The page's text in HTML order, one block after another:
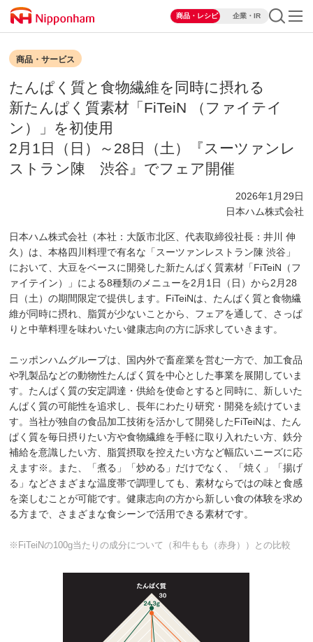
商品・レシピ 企業・IR
商品・サービス
たんぱく質と食物繊維を同時に摂れる
新たんぱく質素材「FiTeiN （ファイテイ
ン）」を初使用
2月1日（日）～28日（土）『スーツァンレ
ストラン陳 渋谷』でフェア開催
2026年1月29日
日本ハム株式会社
日本ハム株式会社（本社：大阪市北区、代表取締役社長：井川 伸
久）は、本格四川料理で有名な「スーツァンレストラン陳 渋谷」
において、大豆をベースに開発した新たんぱく質素材「FiTeiN（フ
ァイテイン）」による8種類のメニューを2月1日（日）から2月28
日（土）の期間限定で提供します。FiTeiNは、たんぱく質と食物繊
維が同時に摂れ、脂質が少ないことから、フェアを通して、さっぱ
りと中華料理を味わいたい健康志向の方に訴求していきます。
ニッポンハムグループは、国内外で畜産業を営む一方で、加工食品
や乳製品などの動物性たんぱく質を中心とした事業を展開していま
す。たんぱく質の安定調達・供給を使命とすると同時に、新しいた
んぱく質の可能性を追求し、長年にわたり研究・開発を続けていま
す。当社が独自の食品加工技術を活かして開発したFiTeiNは、たん
ぱく質を毎日摂りたい方や食物繊維を手軽に取り入れたい方、鉄分
補給を意識したい方、脂質摂取を控えたい方など幅広いニーズに応
えます※。また、「煮る」「炒める」だけでなく、「焼く」「揚げ
る」などさまざまな温度帯で調理しても、素材ならではの味と食感
を楽しむことが可能です。健康志向の方から新しい食の体験を求め
る方まで、さまざまな食シーンで活用できる素材です。
※FiTeiNの100g当たりの成分について（和牛もも（赤身））との比較